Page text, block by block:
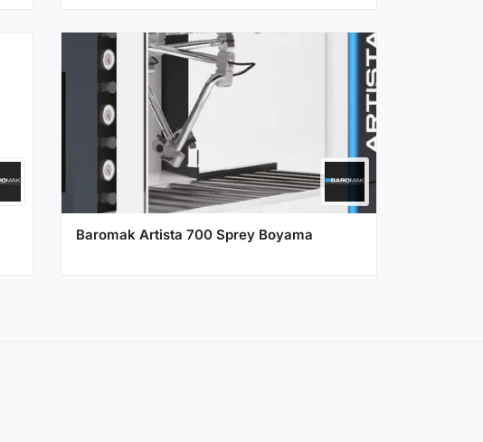
Baromak Artista 700 Sprey Boyama